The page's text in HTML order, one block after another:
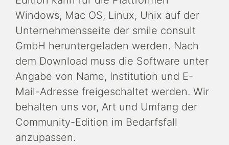
Windows, Mac OS, Linux, Unix auf der
Unternehmensseite der smile consult
GmbH heruntergeladen werden. Nach
dem Download muss die Software unter
Angabe von Name, Institution und E-
Mail-Adresse freigeschaltet werden. Wir
behalten uns vor, Art und Umfang der
Community-Edition im Bedarfsfall
anzupassen.